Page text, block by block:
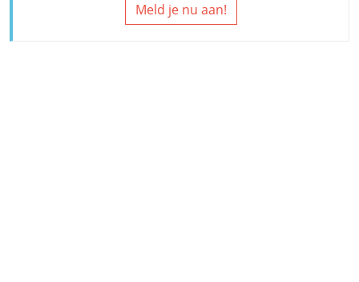
Meld je nu aan!